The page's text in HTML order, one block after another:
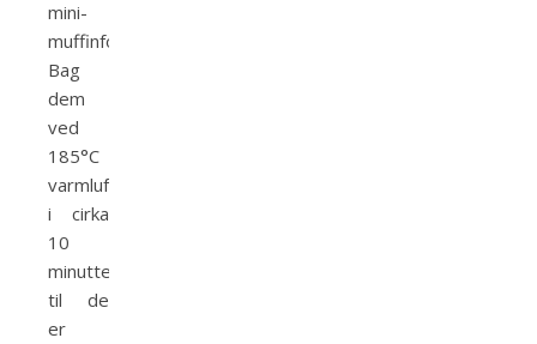
mini-
muffinformene.
Bag
dem
ved
185°C
varmluft
i cirka
10
minutter
til de
er